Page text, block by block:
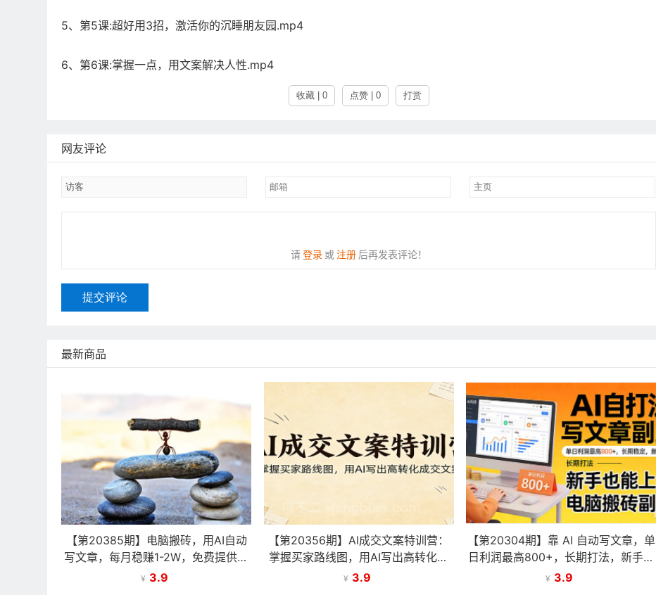
5、第5课:超好用3招，激活你的沉睡朋友园.mp4
6、第6课:掌握一点，用文案解决人性.mp4
收藏 | 0 点赞 | 0 打赏
网友评论
请 登录 或 注册 后再发表评论！
提交评论
最新商品
【第20385期】电脑搬砖，用AI自动
写文章，每月稳赚1-2W，免费提供接
单渠道，小白可做！
¥ 3.9
【第20356期】AI成交文案特训营：
掌握买家路线图，用AI写出高转化成
交文案
¥ 3.9
【第20304期】靠 AI 自动写文章，单
日利润最高800+，长期打法，新手也
能上手，电脑搬砖副业
¥ 3.9